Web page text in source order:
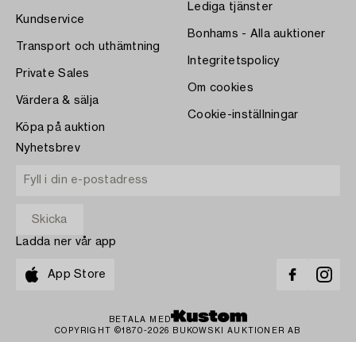
Kundservice
Transport och uthämtning
Private Sales
Värdera & sälja
Köpa på auktion
Lediga tjänster
Bonhams - Alla auktioner
Integritetspolicy
Om cookies
Cookie-inställningar
Nyhetsbrev
Ladda ner vår app
App Store
BETALA MED
COPYRIGHT ©1870-2026 BUKOWSKI AUKTIONER AB